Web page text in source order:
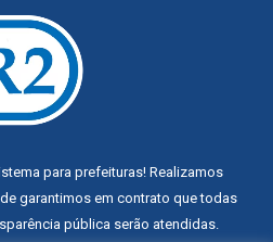
para prefeituras! Realizamos
garantimos em contrato que todas
pública serão atendidas.